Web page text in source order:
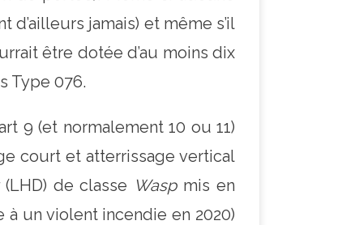
d’ailleurs jamais) et même s’il
être dotée d’au moins dix
Type 076.
9 (et normalement 10 ou 11)
court et atterrissage vertical
de classe Waspmis en
à un violent incendie en 2020)